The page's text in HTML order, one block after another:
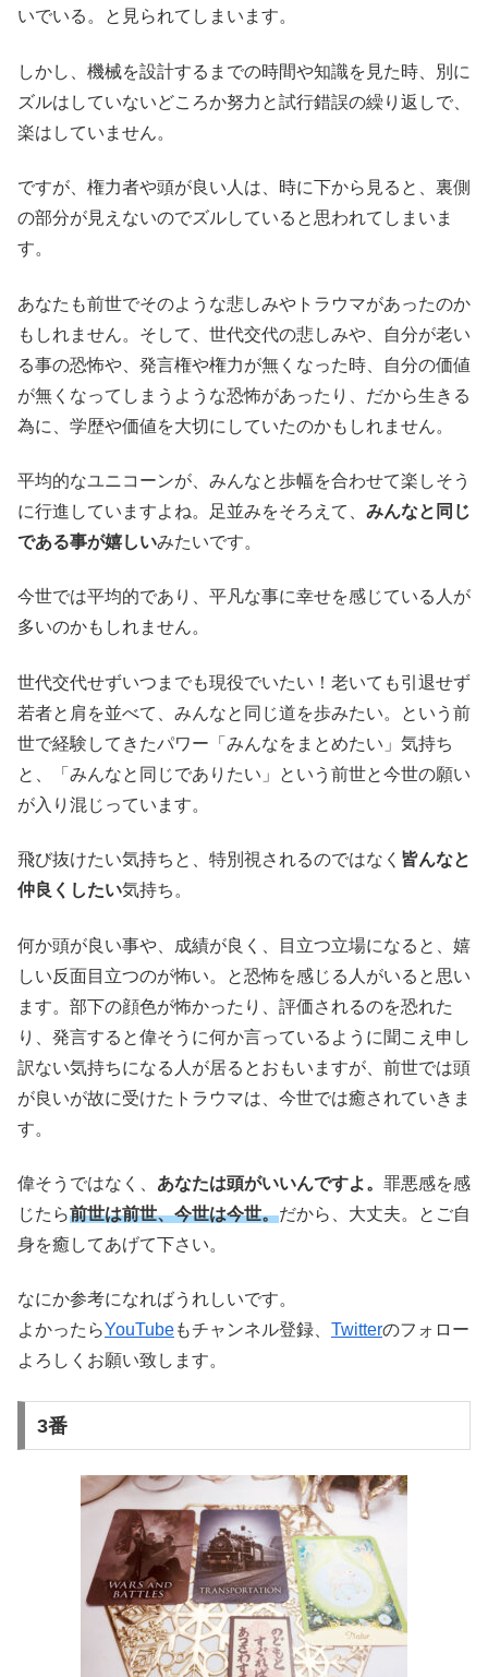
いでいる。と見られてしまいます。
しかし、機械を設計するまでの時間や知識を見た時、別に
ズルはしていないどころか努力と試行錯誤の繰り返しで、
楽はしていません。
ですが、権力者や頭が良い人は、時に下から見ると、裏側
の部分が見えないのでズルしていると思われてしまいま
す。
あなたも前世でそのような悲しみやトラウマがあったのか
もしれません。そして、世代交代の悲しみや、自分が老い
る事の恐怖や、発言権や権力が無くなった時、自分の価値
が無くなってしまうような恐怖があったり、だから生きる
為に、学歴や価値を大切にしていたのかもしれません。
平均的なユニコーンが、みんなと歩幅を合わせて楽しそう
に行進していますよね。足並みをそろえて、 みんなと同じ
である事が嬉しいみたいです。
今世では平均的であり、平凡な事に幸せを感じている人が
多いのかもしれません。
世代交代せずいつまでも現役でいたい！老いても引退せず
若者と肩を並べて、みんなと同じ道を歩みたい。という前
世で経験してきたパワー「みんなをまとめたい」気持ち
と、「みんなと同じでありたい」という前世と今世の願い
が入り混じっています。
飛び抜けたい気持ちと、特別視されるのではなく 皆んなと
仲良くしたい気持ち。
何か頭が良い事や、成績が良く、目立つ立場になると、嬉
しい反面目立つのが怖い。と恐怖を感じる人がいると思い
ます。部下の顔色が怖かったり、評価されるのを恐れた
り、発言すると偉そうに何か言っているように聞こえ申し
訳ない気持ちになる人が居るとおもいますが、前世では頭
が良いが故に受けたトラウマは、今世では癒されていきま
す。
偉そうではなく、 あなたは頭がいいんですよ。 罪悪感を感
じたら前世は前世、今世は今世。だから、大丈夫。とご自
身を癒してあげて下さい。
なにか参考になればうれしいです。
よかったらYouTubeもチャンネル登録、 Twitterのフォロー
よろしくお願い致します。
3番